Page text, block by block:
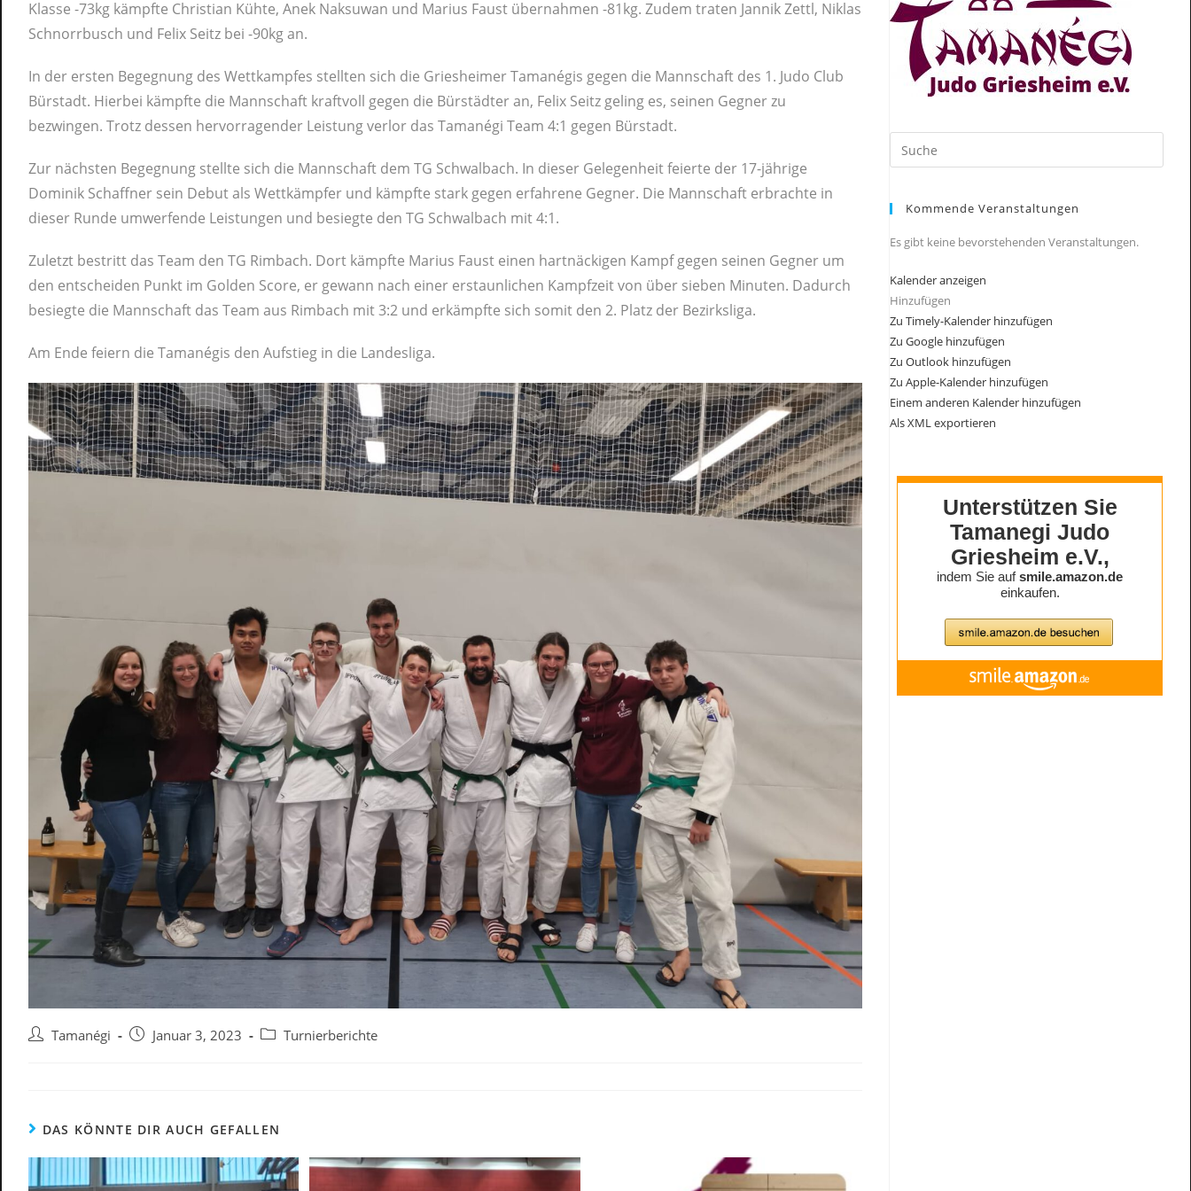
Klasse -73kg kämpfte Christian Kühte, Anek Naksuwan und Marius Faust übernahmen -81kg. Zudem traten Jannik Zettl, Niklas
Schnorrbusch und Felix Seitz bei -90kg an.
In der ersten Begegnung des Wettkampfes stellten sich die Griesheimer Tamanégis gegen die Mannschaft des 1. Judo Club
Bürstadt. Hierbei kämpfte die Mannschaft kraftvoll gegen die Bürstädter an, Felix Seitz geling es, seinen Gegner zu
bezwingen. Trotz dessen hervorragender Leistung verlor das Tamanégi Team 4:1 gegen Bürstadt.
Zur nächsten Begegnung stellte sich die Mannschaft dem TG Schwalbach. In dieser Gelegenheit feierte der 17-jährige
Dominik Schaffner sein Debut als Wettkämpfer und kämpfte stark gegen erfahrene Gegner. Die Mannschaft erbrachte in
dieser Runde umwerfende Leistungen und besiegte den TG Schwalbach mit 4:1.
Zuletzt bestritt das Team den TG Rimbach. Dort kämpfte Marius Faust einen hartnäckigen Kampf gegen seinen Gegner um
den entscheiden Punkt im Golden Score, er gewann nach einer erstaunlichen Kampfzeit von über sieben Minuten. Dadurch
besiegte die Mannschaft das Team aus Rimbach mit 3:2 und erkämpfte sich somit den 2. Platz der Bezirksliga.
Am Ende feiern die Tamanégis den Aufstieg in die Landesliga.
Beitrags-
Tamanégi
BeitragJanuar 3, 2023
Beitrags-
Turnierberichte
DAS KÖNNTE DIR AUCH GEFALLEN
Search
this
Kommende Veranstaltungen
Es gibt keine bevorstehenden Veranstaltungen.
Kalender anzeigen
Hinzufügen
Zu Timely-Kalender hinzufügen
Zu Google hinzufügen
Zu Outlook hinzufügen
Zu Apple-Kalender hinzufügen
Einem anderen Kalender hinzufügen
Als XML exportieren